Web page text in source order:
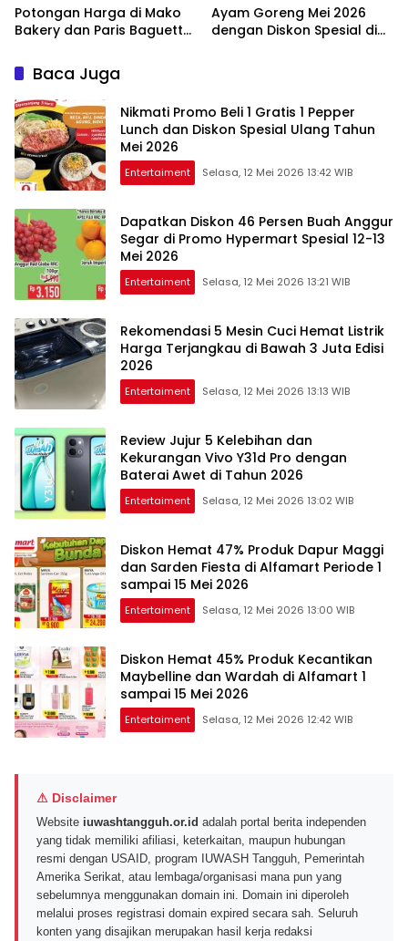
Potongan Harga di Mako
Bakery dan Paris Baguette
Ayam Goreng Mei 2026
dengan Diskon Spesial di
Baca Juga
Nikmati Promo Beli 1 Gratis 1 Pepper
Lunch dan Diskon Spesial Ulang Tahun
Mei 2026
Entertaiment Selasa, 12 Mei 2026 13:42 WIB
Dapatkan Diskon 46 Persen Buah Anggur
Segar di Promo Hypermart Spesial 12-13
Mei 2026
Entertaiment Selasa, 12 Mei 2026 13:21 WIB
Rekomendasi 5 Mesin Cuci Hemat Listrik
Harga Terjangkau di Bawah 3 Juta Edisi
2026
Entertaiment Selasa, 12 Mei 2026 13:13 WIB
Review Jujur 5 Kelebihan dan
Kekurangan Vivo Y31d Pro dengan
Baterai Awet di Tahun 2026
Entertaiment Selasa, 12 Mei 2026 13:02 WIB
Diskon Hemat 47% Produk Dapur Maggi
dan Sarden Fiesta di Alfamart Periode 1
sampai 15 Mei 2026
Entertaiment Selasa, 12 Mei 2026 13:00 WIB
Diskon Hemat 45% Produk Kecantikan
Maybelline dan Wardah di Alfamart 1
sampai 15 Mei 2026
Entertaiment Selasa, 12 Mei 2026 12:42 WIB
⚠ Disclaimer
Website iuwashtangguh.or.id adalah portal berita independen
yang tidak memiliki afiliasi, keterkaitan, maupun hubungan
resmi dengan USAID, program IUWASH Tangguh, Pemerintah
Amerika Serikat, atau lembaga/organisasi mana pun yang
sebelumnya menggunakan domain ini. Domain ini diperoleh
melalui proses registrasi domain expired secara sah. Seluruh
konten yang disajikan merupakan hasil kerja redaksi